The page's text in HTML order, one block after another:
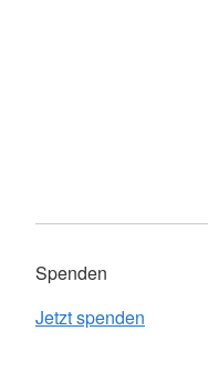
Spenden
Jetzt spenden